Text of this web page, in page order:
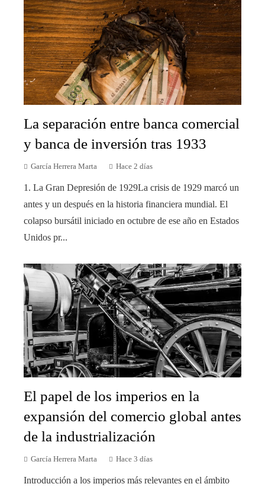
La separación entre banca comercial
y banca de inversión tras 1933
García Herrera Marta Hace 2 días
1. La Gran Depresión de 1929La crisis de 1929 marcó un
antes y un después en la historia financiera mundial. El
colapso bursátil iniciado en octubre de ese año en Estados
Unidos pr...
El papel de los imperios en la
expansión del comercio global antes
de la industrialización
García Herrera Marta Hace 3 días
Introducción a los imperios más relevantes en el ámbito